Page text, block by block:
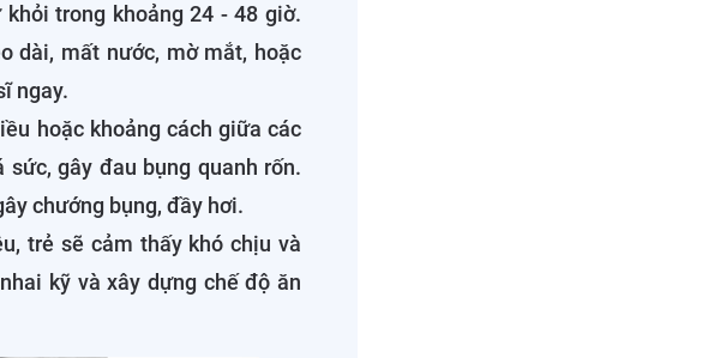
trong khoảng 24 - 48 giờ.
dài, mất nước, mờ mắt, hoặc
ngay.
hoặc khoảng cách giữa các
gây đau bụng quanh rốn.
chướng bụng, đầy hơi.
trẻ sẽ cảm thấy khó chịu và
kỹ và xây dựng chế độ ăn